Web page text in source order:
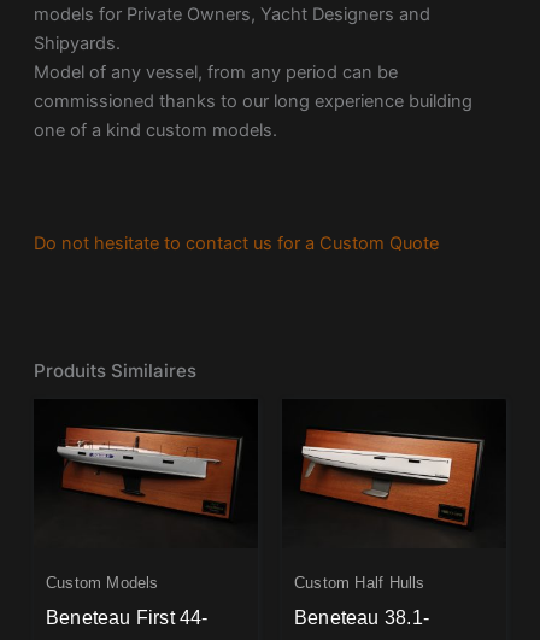
models for Private Owners, Yacht Designers and
Shipyards.
Model of any vessel, from any period can be
commissioned thanks to our long experience building
one of a kind custom models.
Do not hesitate to contact us for a Custom Quote
Produits Similaires
Custom Models
Beneteau First 44-
Custom Half Hulls
Beneteau 38.1-